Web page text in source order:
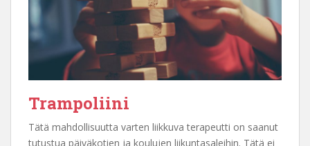
Trampoliini
Tätä mahdollisuutta varten liikkuva terapeutti on saanut
tutustua päiväkotien ja koulujen liikuntasaleihin. Tätä ei